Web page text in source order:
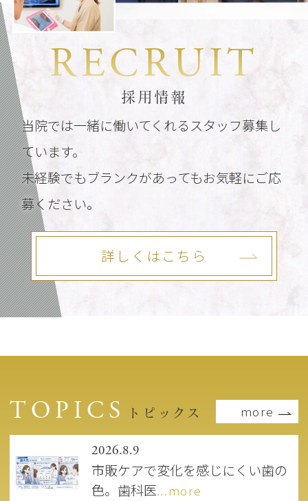
RECRUIT
採用情報
当院では一緒に働いてくれるスタッフ募集し
ています。
未経験でもブランクがあってもお気軽にご応
募ください。
詳しくはこちら
TOPICS トピックス more
2026.8.9
市販ケアで変化を感じにくい歯の
色。歯科医...more